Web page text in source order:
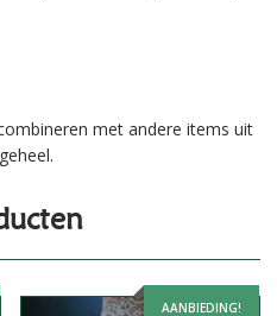
met andere items uit
AANBIEDING!